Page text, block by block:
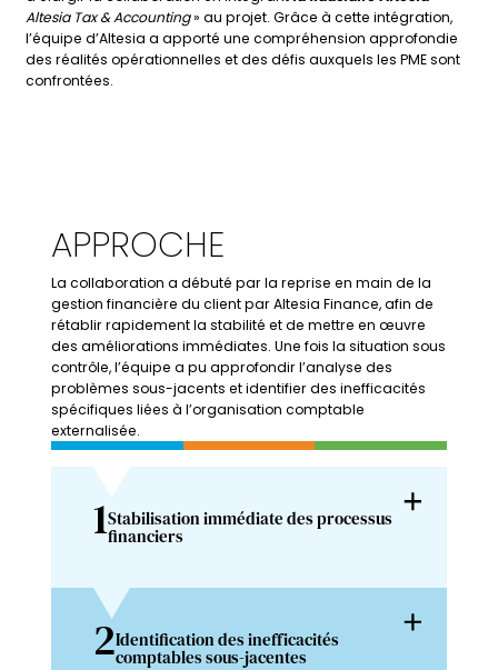
Altesia Tax & Accounting» au projet. Grâce à cette intégration,
l’équipe d’Altesia a apporté une compréhension approfondie
des réalités opérationnelles et des défis auxquels les PME sont
confrontées.
APPROCHE
Lacollaborationadébutéparlarepriseenmaindela
gestionfinancièreduclientparAltesiaFinance,afinde
rétablirrapidementlastabilitéetdemettreenœuvre
desaméliorationsimmédiates.Unefoislasituationsous
contrôle,l’équipeapuapprofondirl’analysedes
problèmessous-jacentsetidentifierdesinefficacités
spécifiquesliéesàl’organisationcomptable
externalisée.
1Stabilisation immédiate des processus
financiers
2Identification des inefficacités
comptables sous-jacentes